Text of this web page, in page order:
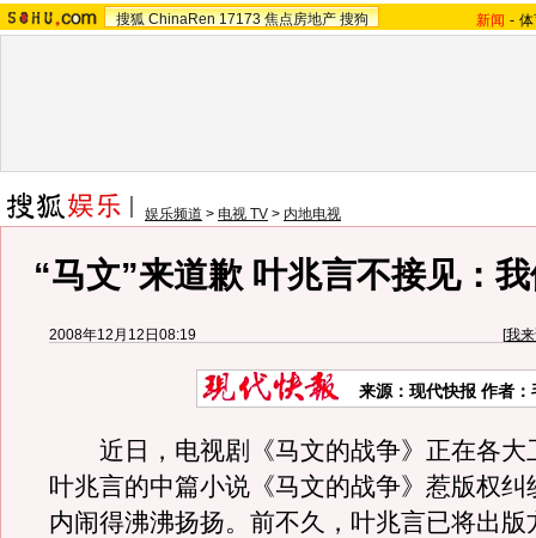
搜狐 ChinaRen 17173 焦点房地产 搜狗 新闻 -
娱乐频道 > 电视 TV > 内地电视
“马文”来道歉 叶兆言不接见：
2008年12月12日08:19 [我
来源：现代快报 作者：
近日，电视剧《马文的战争》正在各大
叶兆言的中篇小说《马文的战争》惹版权纠
内闹得沸沸扬扬。前不久，叶兆言已将出版